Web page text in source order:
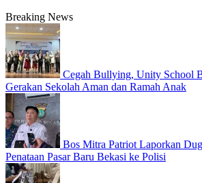
Breaking News
Cegah Bullying, Unity School
Gerakan Sekolah Aman dan Ramah Anak
Bos Mitra Patriot Laporkan
Penataan Pasar Baru Bekasi ke Polisi